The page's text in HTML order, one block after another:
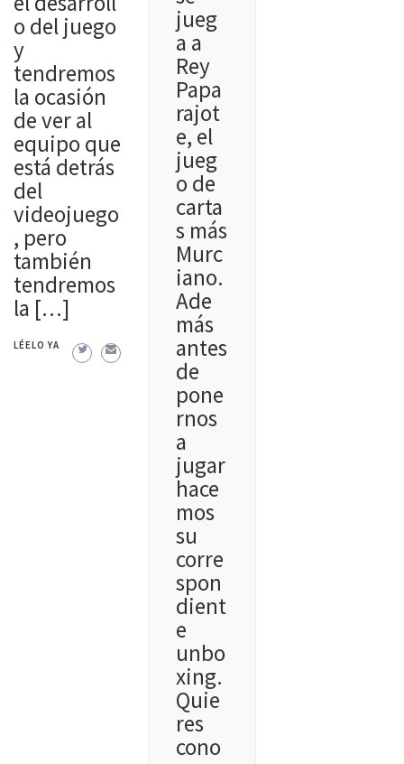
o del juego
y
tendremos
la ocasión
de ver al
equipo que
está detrás
del
videojuego
, pero
también
tendremos
la […]
LÉELO YA
jueg
a a
Rey
Papa
rajot
e, el
jueg
o de
carta
s más
Murc
iano.
Ade
más
antes
de
pone
rnos
a
jugar
hace
mos
su
corre
spon
dient
e
unbo
xing.
Quie
res
cono